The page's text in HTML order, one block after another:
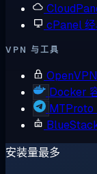
cPanel
VPN 与工具
Docker
MTProto
安装量最多